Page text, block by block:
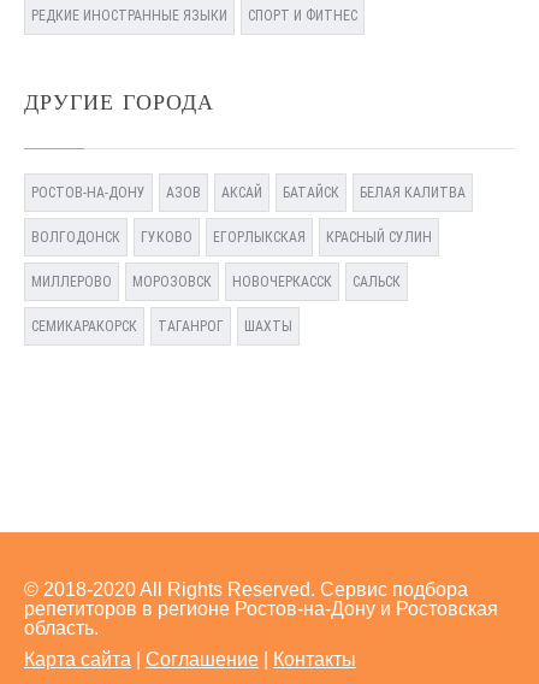
РЕДКИЕ ИНОСТРАННЫЕ ЯЗЫКИ СПОРТ И ФИТНЕС
ДРУГИЕ ГОРОДА
РОСТОВ-НА-ДОНУ АЗОВ АКСАЙ БАТАЙСК БЕЛАЯ КАЛИТВА
ВОЛГОДОНСК ГУКОВО ЕГОРЛЫКСКАЯ КРАСНЫЙ СУЛИН
МИЛЛЕРОВО МОРОЗОВСК НОВОЧЕРКАССК САЛЬСК
СЕМИКАРАКОРСК ТАГАНРОГ ШАХТЫ
© 2018-2020 All Rights Reserved. Сервис подбора
репетиторов в регионе Ростов-на-Дону и Ростовская
область.
Карта сайта
Соглашение Контакты